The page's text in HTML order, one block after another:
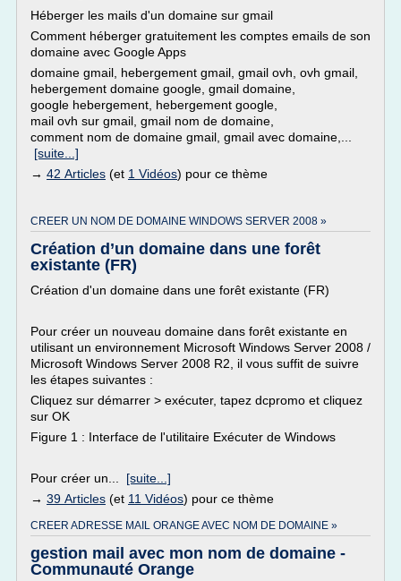
Héberger les mails d'un domaine sur gmail
Comment héberger gratuitement les comptes emails de son
domaine avec Google Apps
domaine gmail, hebergement gmail, gmail ovh, ovh gmail,
hebergement domaine google, gmail domaine,
google hebergement, hebergement google,
mail ovh sur gmail, gmail nom de domaine,
comment nom de domaine gmail, gmail avec domaine,...
[suite...]
→ 42 Articles (et 1 Vidéos) pour ce thème
CREER UN NOM DE DOMAINE WINDOWS SERVER 2008 »
Création d’un domaine dans une forêt
existante (FR)
Création d'un domaine dans une forêt existante (FR)
Pour créer un nouveau domaine dans forêt existante en
utilisant un environnement Microsoft Windows Server 2008 /
Microsoft Windows Server 2008 R2, il vous suffit de suivre
les étapes suivantes :
Cliquez sur démarrer > exécuter, tapez dcpromo et cliquez
sur OK
Figure 1 : Interface de l'utilitaire Exécuter de Windows
Pour créer un... [suite...]
→ 39 Articles (et 11 Vidéos) pour ce thème
CREER ADRESSE MAIL ORANGE AVEC NOM DE DOMAINE »
gestion mail avec mon nom de domaine -
Communauté Orange